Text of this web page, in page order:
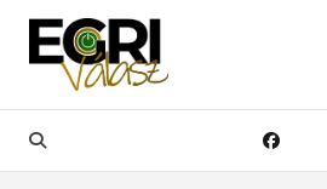
Skip
content